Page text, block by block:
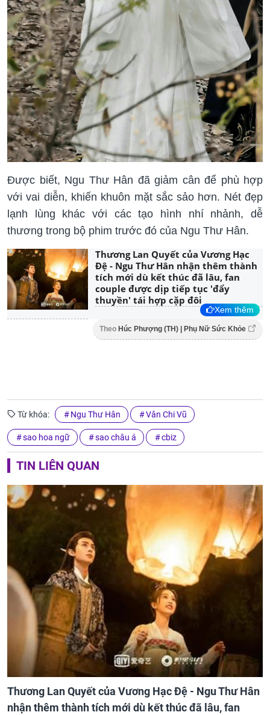
Được biết, Ngu Thư Hân đã giảm cân để phù hợp
với vai diễn, khiến khuôn mặt sắc sảo hơn. Nét đẹp
lạnh lùng khác với các tạo hình nhí nhảnh, dễ
thương trong bộ phim trước đó của Ngu Thư Hân.
Thương Lan Quyết của Vương Hạc
Đệ - Ngu Thư Hân nhận thêm thành
tích mới dù kết thúc đã lâu, fan
couple được dịp tiếp tục 'đẩy
thuyền' tái hợp cặp đôi
Xem thêm
Theo Húc Phượng (TH) | Phụ Nữ Sức Khỏe
Từ khóa: Ngu Thư Hân Vân Chi Vũ
sao hoa ngữ sao châu á cbiz
TIN LIÊN QUAN
Thương Lan Quyết của Vương Hạc Đệ - Ngu Thư Hân
nhận thêm thành tích mới dù kết thúc đã lâu, fan